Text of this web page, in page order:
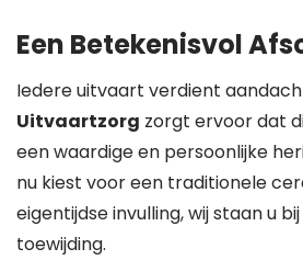
Een Betekenisvol
Iedere uitvaart verdient
Uitvaartzorg zorgt ervoor dat
een waardige en persoonlijke
nu kiest voor een traditionele
eigentijdse invulling, wij staan u
toewijding.